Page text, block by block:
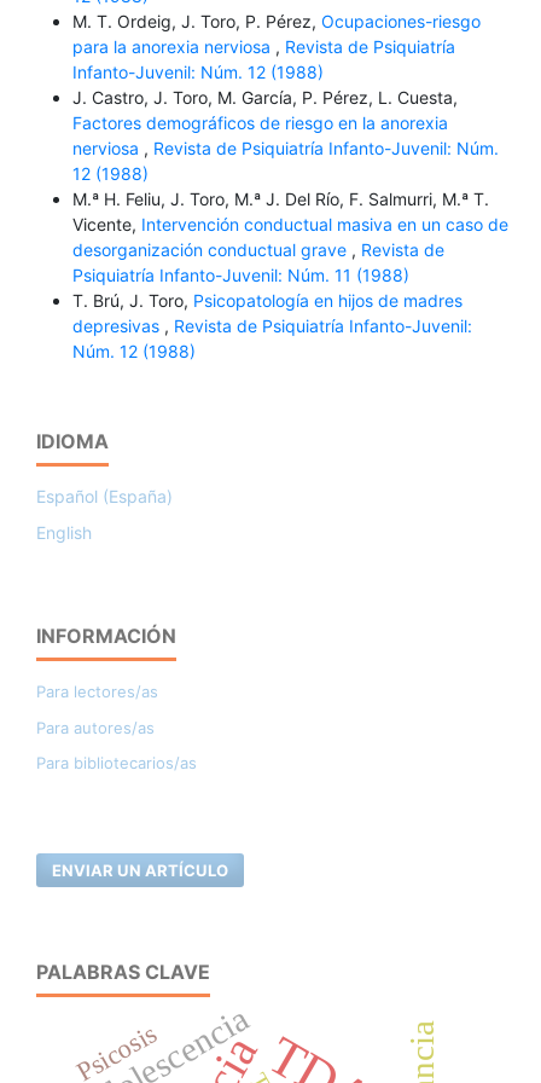
M. T. Ordeig, J. Toro, P. Pérez, Ocupaciones-riesgo
para la anorexia nerviosa , Revista de Psiquiatría
Infanto-Juvenil: Núm. 12 (1988)
J. Castro, J. Toro, M. García, P. Pérez, L. Cuesta,
Factores demográficos de riesgo en la anorexia
nerviosa , Revista de Psiquiatría Infanto-Juvenil: Núm.
12 (1988)
M.ª H. Feliu, J. Toro, M.ª J. Del Río, F. Salmurri, M.ª T.
Vicente, Intervención conductual masiva en un caso de
desorganización conductual grave , Revista de
Psiquiatría Infanto-Juvenil: Núm. 11 (1988)
T. Brú, J. Toro, Psicopatología en hijos de madres
depresivas , Revista de Psiquiatría Infanto-Juvenil:
Núm. 12 (1988)
IDIOMA
Español (España)
English
INFORMACIÓN
Para lectores/as
Para autores/as
Para bibliotecarios/as
ENVIAR UN ARTÍCULO
PALABRAS CLAVE
Psicosis